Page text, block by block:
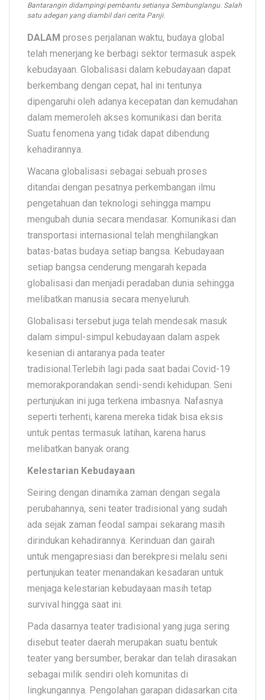
Bantarangin didampingi pembantu setianya Sembunglangu. Salah
satu adegan yang diambil dari cerita Panji.
DALAM proses perjalanan waktu, budaya global
telah menerjang ke berbagi sektor termasuk aspek
kebudayaan. Globalisasi dalam kebudayaan dapat
berkembang dengan cepat, hal ini tentunya
dipengaruhi oleh adanya kecepatan dan kemudahan
dalam memeroleh akses komunikasi dan berita.
Suatu fenomena yang tidak dapat dibendung
kehadirannya.
Wacana globalisasi sebagai sebuah proses
ditandai dengan pesatnya perkembangan ilmu
pengetahuan dan teknologi sehingga mampu
mengubah dunia secara mendasar. Komunikasi dan
transportasi internasional telah menghilangkan
batas-batas budaya setiap bangsa. Kebudayaan
setiap bangsa cenderung mengarah kepada
globalisasi dan menjadi peradaban dunia sehingga
melibatkan manusia secara menyeluruh.
Globalisasi tersebut juga telah mendesak masuk
dalam simpul-simpul kebudayaan dalam aspek
kesenian di antaranya pada teater
tradisional.Terlebih lagi pada saat badai Covid-19
memorakporandakan sendi-sendi kehidupan. Seni
pertunjukan ini juga terkena imbasnya. Nafasnya
seperti terhenti, karena mereka tidak bisa eksis
untuk pentas termasuk latihan, karena harus
melibatkan banyak orang.
Kelestarian Kebudayaan
Seiring dengan dinamika zaman dengan segala
perubahannya, seni teater tradisional yang sudah
ada sejak zaman feodal sampai sekarang masih
dirindukan kehadirannya. Kerinduan dan gairah
untuk mengapresiasi dan berekpresi melalu seni
pertunjukan teater menandakan kesadaran untuk
menjaga kelestarian kebudayaan masih tetap
survival hingga saat ini.
Pada dasarnya teater tradisional yang juga sering
disebut teater daerah merupakan suatu bentuk
teater yang bersumber, berakar dan telah dirasakan
sebagai milik sendiri oleh komunitas di
lingkungannya. Pengolahan garapan didasarkan cita